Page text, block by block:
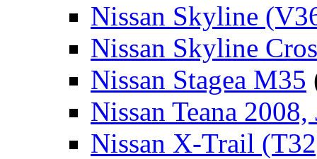
Nissan Skyline
Nissan Skyline
Nissan Stagea M35
Nissan Teana 2008,
Nissan X-Trail